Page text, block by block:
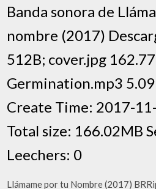
Banda sonora de
nombre (2017)
512B; cover.jpg
Germination.mp3
Create Time: 2017-
Total size: 166.02MB
Leechers: 0
Llámame por tu Nombre (2017)